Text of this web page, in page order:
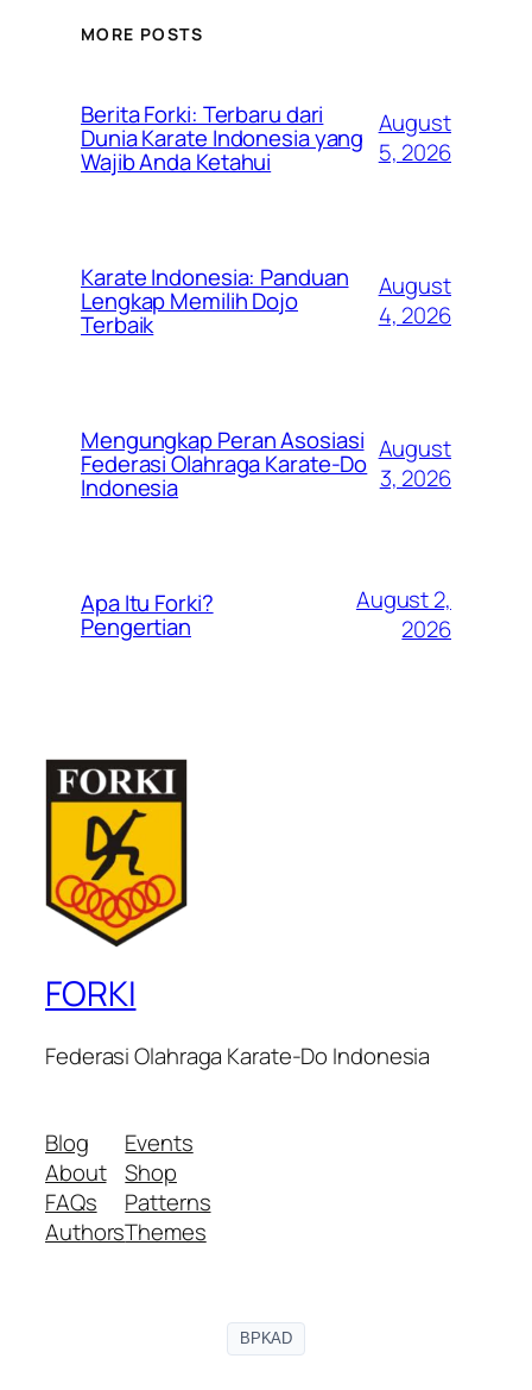
MORE POSTS
Berita Forki: Terbaru dari
Dunia Karate Indonesia yang
Wajib Anda Ketahui
August
5, 2026
Karate Indonesia: Panduan
Lengkap Memilih Dojo
Terbaik
August
4, 2026
Mengungkap Peran Asosiasi
Federasi Olahraga Karate-Do
Indonesia
August
3, 2026
Apa Itu Forki?
Pengertian
August 2,
2026
FORKI
Federasi Olahraga Karate-Do Indonesia
Blog
About
FAQs
Authors
Events
Shop
Patterns
Themes
BPKAD